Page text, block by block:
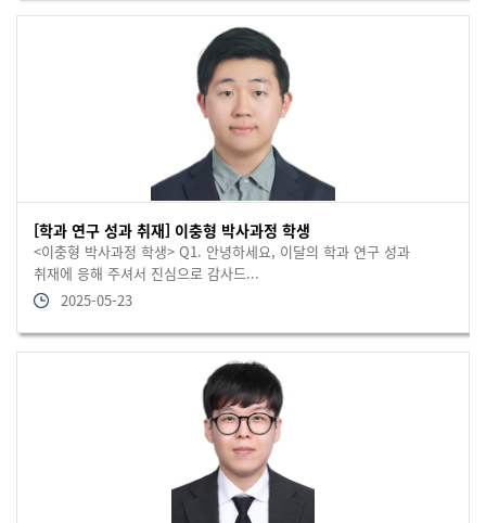
[학과 연구 성과 취재] 이충형 박사과정 학생
<이충형 박사과정 학생> Q1. 안녕하세요, 이달의 학과 연구 성과
취재에 응해 주셔서 진심으로 감사드...
2025-05-23